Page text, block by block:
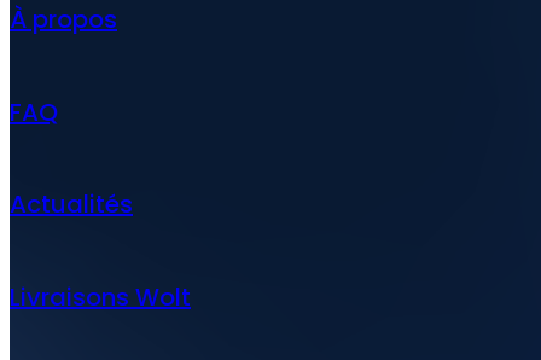
À propos
FAQ
Actualités
Livraisons Wolt